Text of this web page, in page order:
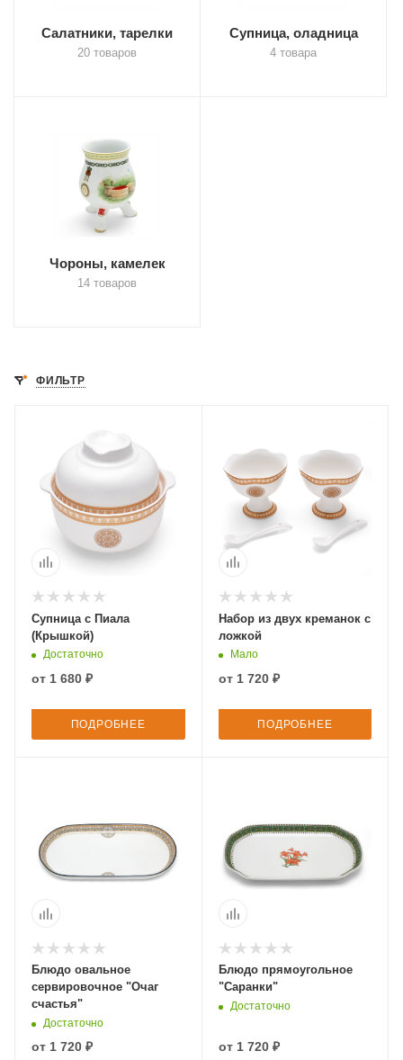
Салатники, тарелки
20 товаров
Супница, оладница
4 товара
Чороны, камелек
14 товаров
ФИЛЬТР
Супница с Пиала
(Крышкой)
Достаточно
от 1 680 ₽
ПОДРОБНЕЕ
Набор из двух креманок с
ложкой
Мало
от 1 720 ₽
ПОДРОБНЕЕ
Блюдо овальное
сервировочное "Очаг
счастья"
Достаточно
от 1 720 ₽
Блюдо прямоугольное
"Саранки"
Достаточно
от 1 720 ₽